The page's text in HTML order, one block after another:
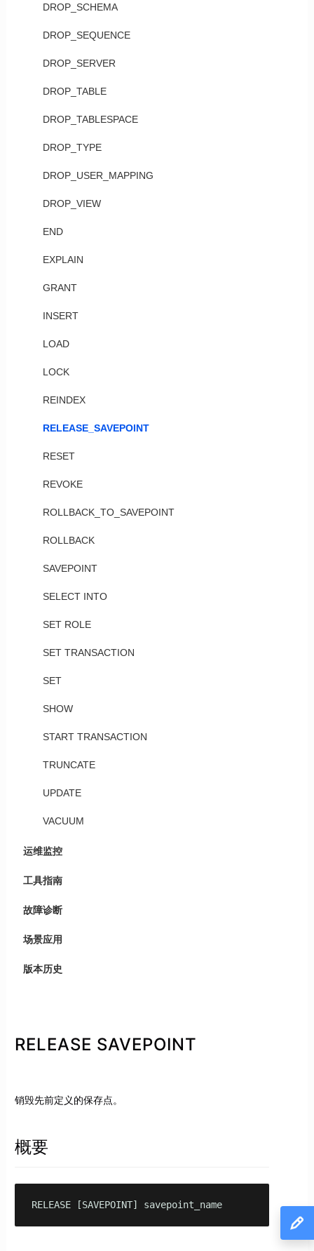
DROP_SCHEMA
DROP_SEQUENCE
DROP_SERVER
DROP_TABLE
DROP_TABLESPACE
DROP_TYPE
DROP_USER_MAPPING
DROP_VIEW
END
EXPLAIN
GRANT
INSERT
LOAD
LOCK
REINDEX
RELEASE_SAVEPOINT
RESET
REVOKE
ROLLBACK_TO_SAVEPOINT
ROLLBACK
SAVEPOINT
SELECT INTO
SET ROLE
SET TRANSACTION
SET
SHOW
START TRANSACTION
TRUNCATE
UPDATE
VACUUM
运维监控
工具指南
故障诊断
场景应用
版本历史
RELEASE SAVEPOINT
销毁先前定义的保存点。
概要
RELEASE [SAVEPOINT] savepoint_name